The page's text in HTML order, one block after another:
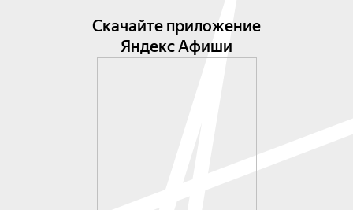
Скачайте приложение
Яндекс Афиши